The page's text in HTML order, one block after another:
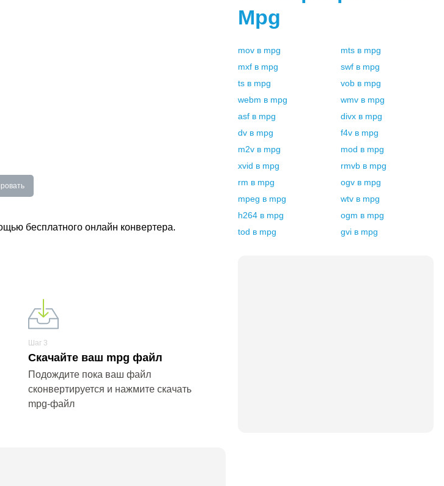
бесплатного онлайн конвертера.
Шаг 3
Скачайте ваш mpg файл
Подождите пока ваш файл
сконвертируется и нажмите скачать
mpg-файл
Mpg
mov в mpg mts в mpg
mxf в mpg swf в mpg
ts в mpg vob в mpg
webm в mpg wmv в mpg
asf в mpg divx в mpg
dv в mpg f4v в mpg
m2v в mpg mod в mpg
xvid в mpg rmvb в mpg
rm в mpg ogv в mpg
mpeg в mpg wtv в mpg
h264 в mpg ogm в mpg
tod в mpg gvi в mpg